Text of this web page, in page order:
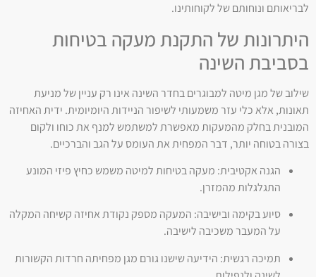
לבריאותם ונוחותם של לקוחותינו.
היתרונות של התקנת מעקה בטיחות
בסביבת השינה
שילוב של מגן מיטה למבוגרים בחדר השינה אינו רק עניין של מניעת
תאונות, אלא כלי עזר משמעותי לשיפור הניידות היומיומית. ידית האחיזה
המובנית בחלק מהמעקות מאפשרת למשתמש למנף את כוחו ולקום
בצורה בטוחה יותר, דבר המפחית את העומס על הגב והברכיים.
הגנה אקטיבית: מעקה בטיחות למיטה משמש כחיץ פיזי המונע
התגלגלות מהמזרן.
סיוע בקימה ובישיבה: המעקה מספק נקודת אחיזה קשיחה המקלה
על המעבר משכיבה לישיבה.
תמיכה רגשית: הידיעה שישנו גורם מגן מפחיתה חרדות הקשורות